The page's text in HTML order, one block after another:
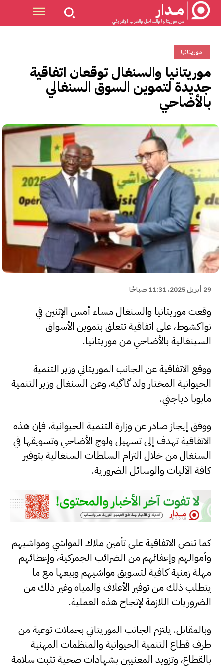
مــدار
من موريتانيا والساحل والغرب الإفريقي
موريتانيا
موريتانيا والسنغال توقعان اتفاقية
جديدة لتموين السوق السنغالي
بالأضاحي
29 أبريل 2025، 11:31 صباحًا
وقعت موريتانيا والسنغال مساء أمس الإثنين في
نواكشوط، على اتفاقية تتعلق بتموين الأسواق
السينغالية بالأضاحي من موريتانيا.
ووقع الاتفاقية عن الجانب الموريتاني وزير التنمية
الحيوانية المختار ولد گاگيه، وعن السنغال وزير التنمية
مابوبا دياجني.
ووفق إيجاز صادر عن وزارة التنمية الحيوانية، فإن هذه
الاتفاقية تهدف إلى تسهيل ولوج الأضاحي وتسويقها في
السنغال من خلال التزام السلطات السنغالية بتوفير
كافة الآليات والوسائل الضرورية.
كما تنص الاتفاقية على تأمين ملاك المواشي ومواشيهم
وأموالهم وإعفائهم من الضرائب الجمركية، وإعطائهم
مهلة زمنية كافية لتسويق مواشيهم وبيعها مع ما
يتطلب ذلك من توفير الأعلاف والمياه وغير ذلك من
الضروريات اللازمة لإنجاح هذه العملية.
وبالمقابل، يلتزم الجانب الموريتاني بحملات توعية من
طرف قطاع التنمية الحيوانية والمنظمات المهنية
بالقطاع، وتزويد المعنيين بشهادات صحية تثبت سلامة